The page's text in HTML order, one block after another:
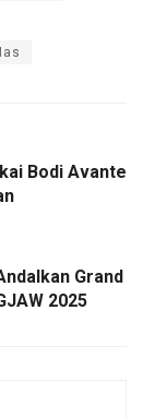
Bodi Avante
Grand
2025